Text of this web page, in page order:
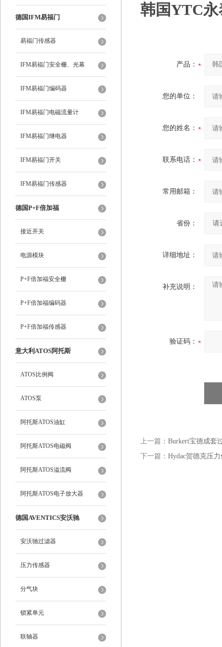
德国IFM易福门
易福门传感器
IFM易福门安全栅、光幕
IFM易福门编码器
IFM易福门电磁流量计
IFM易福门继电器
IFM易福门开关
IFM易福门传感器
德国P+F倍加福
接近开关
电源模块
P+F倍加福安全栅
P+F倍加福编码器
P+F倍加福传感器
意大利ATOS阿托斯
ATOS比例阀
ATOS泵
阿托斯ATOS油缸
阿托斯ATOS电磁阀
阿托斯ATOS溢流阀
阿托斯ATOS电子放大器
德国AVENTICS安沃驰
安沃驰过滤器
压力传感器
分气块
锁紧单元
联轴器
韩国YTC永
产品：
您的单位：
您的姓名：
联系电话：
常用邮箱：
省份：
详细地址：
补充说明：
验证码：
上一篇： Burkert宝德成套
下一篇： Hydac贺德克压